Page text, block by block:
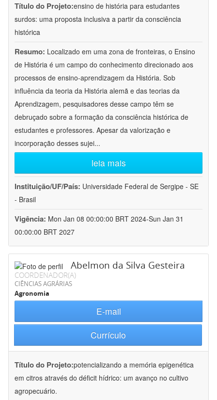
Título do Projeto:ensino de história para estudantes
surdos: uma proposta inclusiva a partir da consciência
histórica
Resumo: Localizado em uma zona de fronteiras, o Ensino
de História é um campo do conhecimento direcionado aos
processos de ensino-aprendizagem da História. Sob
influência da teoria da História alemã e das teorias da
Aprendizagem, pesquisadores desse campo têm se
debruçado sobre a formação da consciência histórica de
estudantes e professores. Apesar da valorização e
incorporação desses sujei...
leia mais
Instituição/UF/País: Universidade Federal de Sergipe - SE
- Brasil
Vigência: Mon Jan 08 00:00:00 BRT 2024-Sun Jan 31
00:00:00 BRT 2027
Abelmon da Silva Gesteira
COORDENADOR(A)
CIÊNCIAS AGRÁRIAS
Agronomia
E-mail
Currículo
Título do Projeto:potencializando a memória epigenética
em citros através do déficit hídrico: um avanço no cultivo
agropecuário.